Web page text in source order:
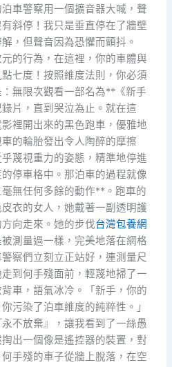
車警察用一個擴音器大喊，聲
斜停！我只是垂直停在了牆壁
，但聲音因為恐懼而顫抖。
元的行為，在這裡，你的車體與
七度！按照維度法則，你必須
無限次觀看一部名為**《新手
片，直到哭泣為止。就在這
影裡開出來的黑色跑車，優雅地
的輪胎發出令人陶醉的摩擦
蔑視重力的姿態，精準地停進
停車格中。那泊車的過程就像
無任何多餘的動作**。跑車的
衣的女人，她戴著一副透明護
向走來。她的步伐台灣包養網
測量過一樣，完美地落在網格
察們立刻立正站好，連測量尺
到何手殘面前，輕蔑地掃了一
車，語氣冰冷。「新手，你的
污染了泊車維度的純粹性。」
不放棄』，讓我看到了一絲愚
出一個像是遙控器的裝置，對
手殘的車子從牆上脫落，在空